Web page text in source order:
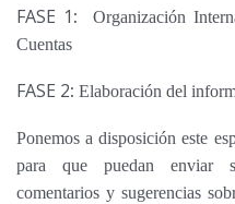
FASE 1:
Organización
Cuentas
FASE 2: Elaboración del
Ponemos a disposición este
para que puedan enviar
comentarios y sugerencias